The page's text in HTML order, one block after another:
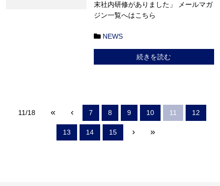
末社内研修がありました」 メールマガ
ジン一覧へはこちら
NEWS
続きを読む
11/18 « ‹ 7 8 9 10 11 12
13 14 15 › »